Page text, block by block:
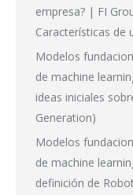
empresa? | FI
Características de
Modelos
de machine
ideas iniciales
Generation)
Modelos
de machine
definición de